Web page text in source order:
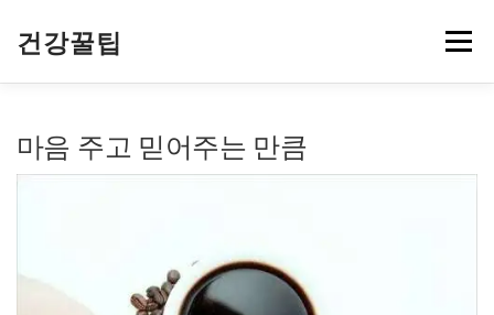
건강꿀팁 메뉴
마음 주고 믿어주는 만큼